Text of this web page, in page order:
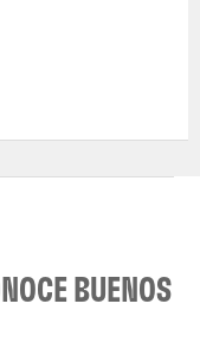
BUENOS